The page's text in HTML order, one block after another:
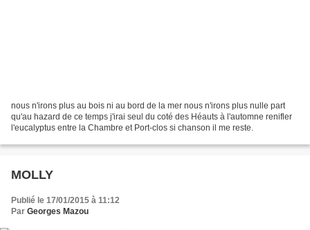
nous n'irons plus au bois ni au bord de la mer nous n'irons plus nulle part
qu'au hazard de ce temps j'irai seul du coté des Héauts à l'automne renifler
l'eucalyptus entre la Chambre et Port-clos si chanson il me reste.
MOLLY
Publié le 17/01/2015 à 11:12
Par Georges Mazou